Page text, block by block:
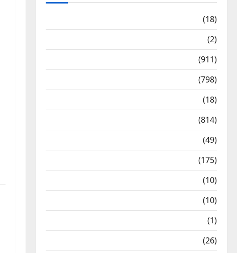
(18)
(2)
(911)
(798)
(18)
(814)
(49)
(175)
(10)
(10)
(1)
(26)